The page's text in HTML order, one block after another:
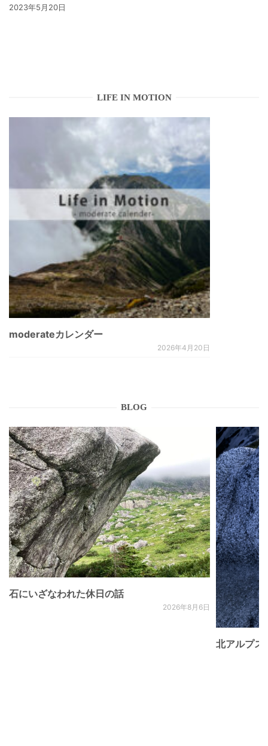
2023年5月20日
LIFE IN MOTION
moderateカレンダー
2026年4月20日
BLOG
石にいざなわれた休日の話
2026年8月6日
北アルプ